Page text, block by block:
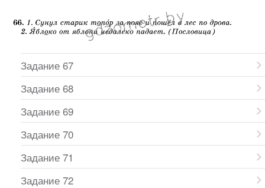
Задание 67
Задание 68
Задание 69
Задание 70
Задание 71
Задание 72